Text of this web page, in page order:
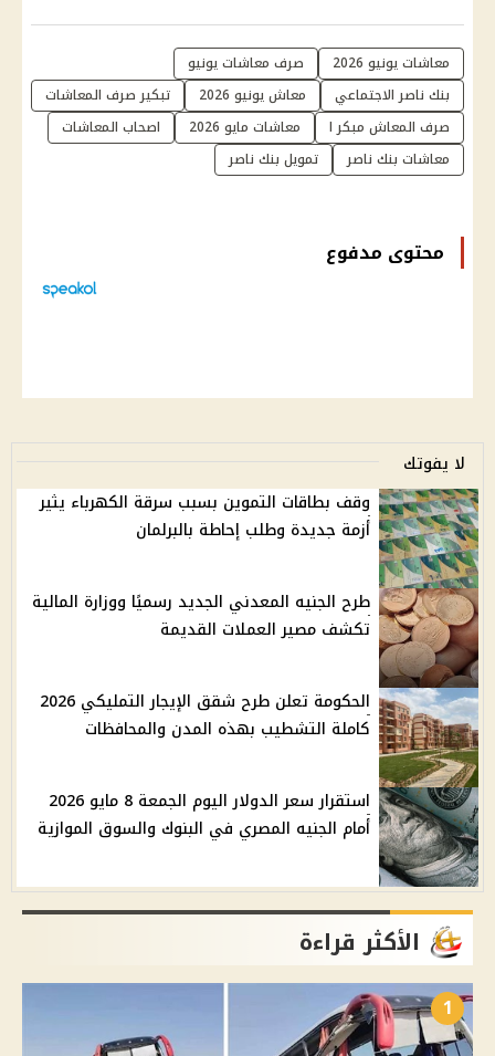
معاشات يونيو 2026
صرف معاشات يونيو
بنك ناصر الاجتماعي
معاش يونيو 2026
تبكير صرف المعاشات
صرف المعاش مبكر ا
معاشات مايو 2026
اصحاب المعاشات
معاشات بنك ناصر
تمويل بنك ناصر
محتوى مدفوع
لا يفوتك
وقف بطاقات التموين بسبب سرقة الكهرباء يثير
أزمة جديدة وطلب إحاطة بالبرلمان
طرح الجنيه المعدني الجديد رسميًا ووزارة المالية
تكشف مصير العملات القديمة
الحكومة تعلن طرح شقق الإيجار التمليكي 2026
كاملة التشطيب بهذه المدن والمحافظات
استقرار سعر الدولار اليوم الجمعة 8 مايو 2026
أمام الجنيه المصري في البنوك والسوق الموازية
الأكثر قراءة
1